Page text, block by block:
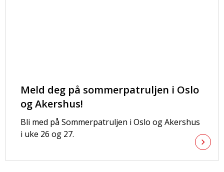
Meld deg på sommerpatruljen i Oslo
og Akershus!
Bli med på Sommerpatruljen i Oslo og Akershus
i uke 26 og 27.